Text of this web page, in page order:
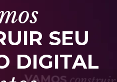
SEU
DIGITAL